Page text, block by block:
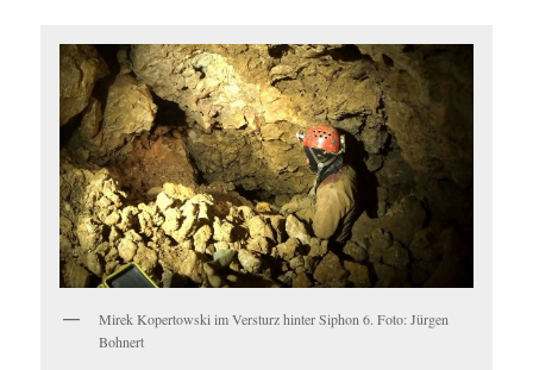
Mirek Kopertowski im Versturz hinter Siphon 6. Foto: Jürgen
Bohnert